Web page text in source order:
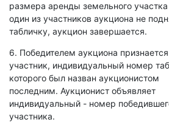
размера аренды земельного
один из участников аукциона не
табличку, аукцион завершается.
6. Победителем аукциона признается
участник, индивидуальный номер
которого был назван аукционистом
последним. Аукционист объявляет
индивидуальный - номер
участника.